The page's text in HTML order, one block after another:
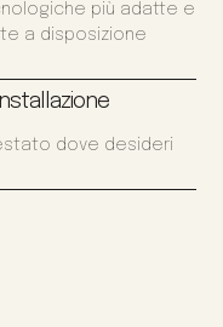
più adatte e
a disposizione
dove desideri